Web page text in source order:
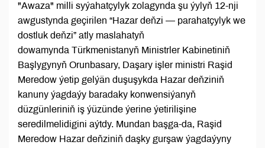
"Awaza" milli syýahatçylyk zolagynda şu ýylyň 12-nji
awgustynda geçirilen “Hazar deňzi — parahatçylyk we
dostluk deňzi” atly maslahatyň
dowamynda Türkmenistanyň Ministrler Kabinetiniň
Başlygynyň Orunbasary, Daşary işler ministri Raşid
Meredow ýetip gelýän duşuşykda Hazar deňziniň
kanuny ýagdaýy baradaky konwensiýanyň
düzgünleriniň iş ýüzünde ýerine ýetirilişine
seredilmelidigini aýtdy. Mundan başga-da, Raşid
Meredow Hazar deňziniň daşky gurşaw ýagdaýyny